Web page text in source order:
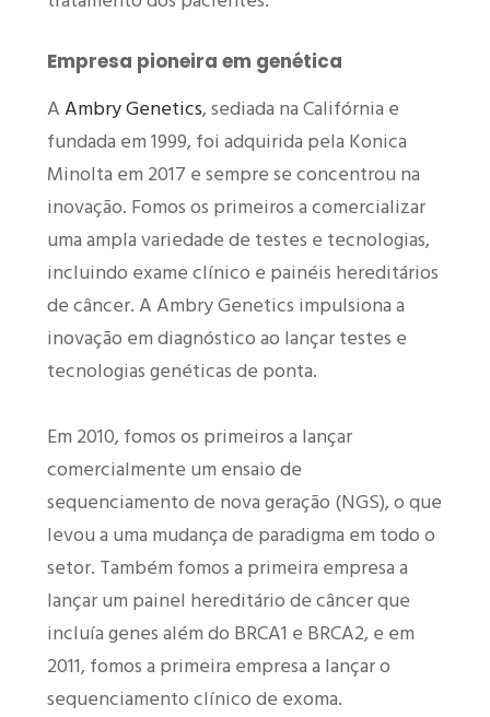
Empresa pioneira em genética
AAmbry Genetics, sediada na Califórnia e
fundada em 1999, foi adquirida pela Konica
Minolta em 2017 e sempre se concentrou na
inovação. Fomos os primeiros a comercializar
uma ampla variedade de testes e tecnologias,
incluindo exame clínico e painéis hereditários
de câncer. A Ambry Genetics impulsiona a
inovação em diagnóstico ao lançar testes e
tecnologias genéticas de ponta.
Em 2010, fomos os primeiros a lançar
comercialmente um ensaio de
sequenciamento de nova geração (NGS), o que
levou a uma mudança de paradigma em todo o
setor. Também fomos a primeira empresa a
lançar um painel hereditário de câncer que
incluía genes além do BRCA1 e BRCA2, e em
2011, fomos a primeira empresa a lançar o
sequenciamento clínico de exoma.